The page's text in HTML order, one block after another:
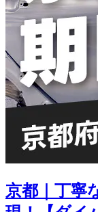
京都｜丁寧